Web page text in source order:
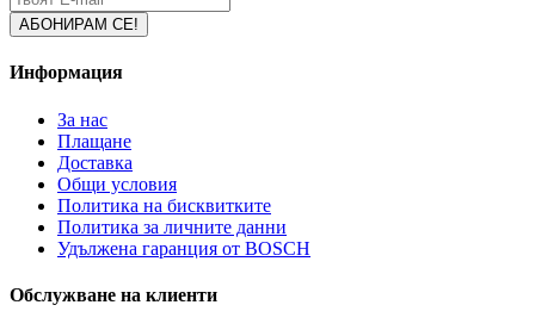
Информация
За нас
Плащане
Доставка
Общи условия
Политика на бисквитките
Политика за личните данни
Удължена гаранция от BOSCH
Обслужване на клиенти